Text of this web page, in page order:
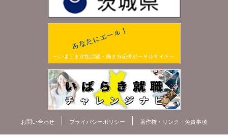
お問い合わせ プライバシーポリシー 著作権・リンク・免責事項